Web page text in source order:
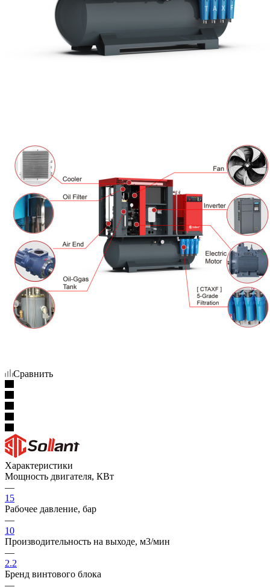
Сравнить
Характеристики
Мощность двигателя, КВт
—
15
Рабочее давление, бар
—
10
Производительность на выходе, м3/мин
—
2.2
Бренд винтового блока
—